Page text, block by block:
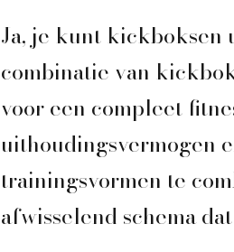
Ja, je kunt kickboksen
combinatie van
voor een compleet
uithoudingsvermogen
trainingsvormen te
afwisselend schema